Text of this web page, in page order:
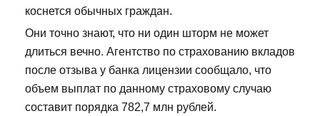
коснется обычных граждан.
Они точно знают, что ни один шторм не может
длиться вечно. Агентство по страхованию вкладов
после отзыва у банка лицензии сообщало, что
объем выплат по данному страховому случаю
составит порядка 782,7 млн рублей.